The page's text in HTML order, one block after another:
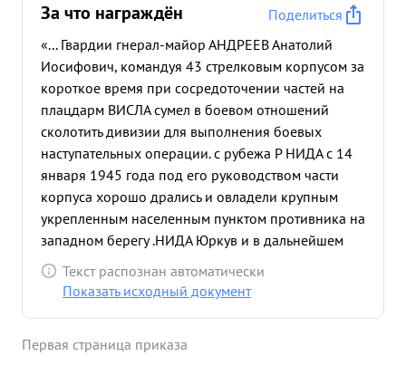
За что награждён
Поделиться
«... Гвардии гнерал-майор АНДРЕЕВ Анатолий
Иосифович, командуя 43 стрелковым корпусом за
короткое время при сосредоточении частей на
плацдарм ВИСЛА сумел в боевом отношений
сколотить дивизии для выполнения боевых
наступательных операции. с рубежа Р НИДА с 14
января 1945 года под его руководством части
корпуса хорошо дрались и овладели крупным
укрепленным населенным пунктом противника на
западном берегу .НИДА Юркув и в дальнейшем
развивая успех на запад заняли крупные
населенные пункты: Дзеронжня, Дзелощице
года части корпуса отбили 16 контратак
Текст распознан автоматически
Показать исходный документ
Первая страница приказа